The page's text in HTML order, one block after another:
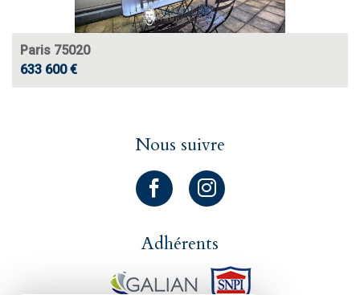
Paris 75020
633 600 €
Nous suivre
Adhérents